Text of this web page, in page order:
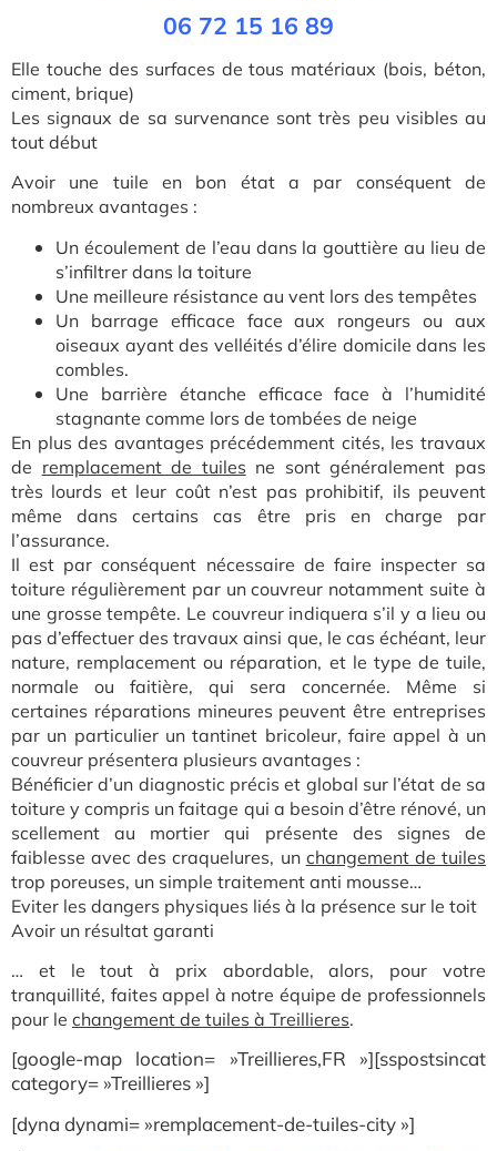
06 72 15 16 89
Elle touche des surfaces de tous matériaux (bois, béton,
ciment, brique)
Les signaux de sa survenance sont très peu visibles au
tout début
Avoir une tuile en bon état a par conséquent de
nombreux avantages :
Un écoulement de l’eau dans la gouttière au lieu de
s’infiltrer dans la toiture
Une meilleure résistance au vent lors des tempêtes
Un barrage efficace face aux rongeurs ou aux
oiseaux ayant des velléités d’élire domicile dans les
combles.
Une barrière étanche efficace face à l’humidité
stagnante comme lors de tombées de neige
En plus des avantages précédemment cités, les travaux
de remplacement de tuiles ne sont généralement pas
très lourds et leur coût n’est pas prohibitif, ils peuvent
même dans certains cas être pris en charge par
l’assurance.
Il est par conséquent nécessaire de faire inspecter sa
toiture régulièrement par un couvreur notamment suite à
une grosse tempête. Le couvreur indiquera s’il y a lieu ou
pas d’effectuer des travaux ainsi que, le cas échéant, leur
nature, remplacement ou réparation, et le type de tuile,
normale ou faitière, qui sera concernée. Même si
certaines réparations mineures peuvent être entreprises
par un particulier un tantinet bricoleur, faire appel à un
couvreur présentera plusieurs avantages :
Bénéficier d’un diagnostic précis et global sur l’état de sa
toiture y compris un faitage qui a besoin d’être rénové, un
scellement au mortier qui présente des signes de
faiblesse avec des craquelures, un changement de tuiles
trop poreuses, un simple traitement anti mousse…
Eviter les dangers physiques liés à la présence sur le toit
Avoir un résultat garanti
… et le tout à prix abordable, alors, pour votre
tranquillité, faites appel à notre équipe de professionnels
pour le changement de tuiles à Treillieres.
[google-map location= »Treillieres,FR »][sspostsincat
category= »Treillieres »]
[dyna dynami= »remplacement-de-tuiles-city »]